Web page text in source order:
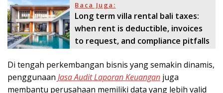
Baca Juga:
Long term villa rental bali taxes:
when rent is deductible, invoices
to request, and compliance pitfalls
Di tengah perkembangan bisnis yang semakin dinamis,
penggunaan Jasa Audit Laporan Keuangan juga
membantu perusahaan memiliki data yang lebih valid